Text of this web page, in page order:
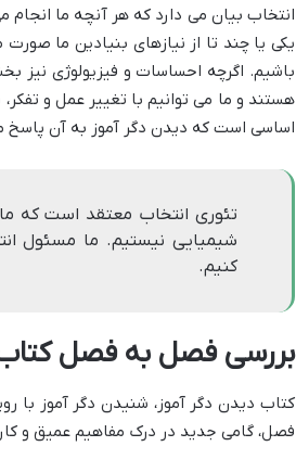
انتخاب بیان می دارد که هر آنچه ما انجام
یکی یا چند تا از نیازهای بنیادین ما
باشیم. اگرچه احساسات و فیزیولوژی نیز
هستند و ما می توانیم با تغییر عمل و تفکر،
اساسی است که دیدن دگر آموز به آن پاسخ
تئوری انتخاب معتقد است که
شیمیایی نیستیم. ما مسئول
کنیم.
بررسی فصل به فصل کتاب:
کتاب دیدن دگر آموز، شنیدن دگر آموز با
فصل، گامی جدید در درک مفاهیم عمیق و